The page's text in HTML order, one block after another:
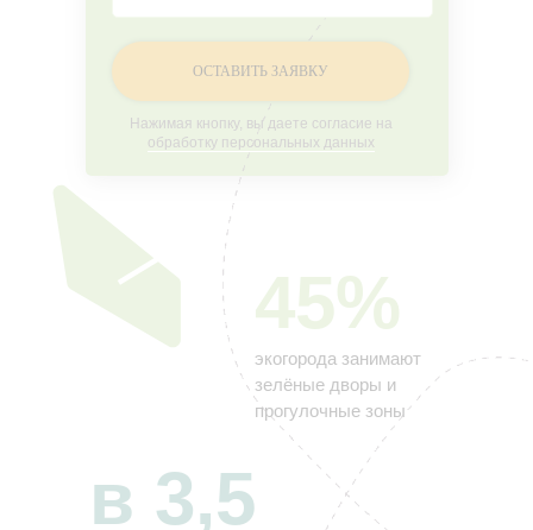
ОСТАВИТЬ ЗАЯВКУ
Нажимая кнопку, вы даете согласие на
обработку персональных данных
в 3,5
экогорода занимают
зелёные дворы и
прогулочные зоны
45%